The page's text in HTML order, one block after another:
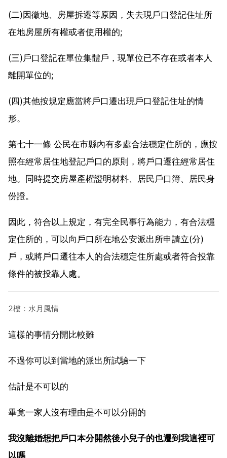
(二)因徵地、房屋拆遷等原因，失去現戶口登記住址所
在地房屋所有權或者使用權的;
(三)戶口登記在單位集體戶，現單位已不存在或者本人
離開單位的;
(四)其他按規定應當將戶口遷出現戶口登記住址的情
形。
第七十一條 公民在市縣內有多處合法穩定住所的，應按
照在經常居住地登記戶口的原則，將戶口遷往經常居住
地。同時提交房屋產權證明材料、居民戶口簿、居民身
份證。
因此，符合以上規定，有完全民事行為能力，有合法穩
定住所的，可以向戶口所在地公安派出所申請立(分)
戶，或將戶口遷往本人的合法穩定住所處或者符合投靠
條件的被投靠人處。
2樓：水月風情
這樣的事情分開比較難
不過你可以到當地的派出所試驗一下
估計是不可以的
畢竟一家人沒有理由是不可以分開的
我沒離婚想把戶口本分開然後小兒子的也遷到我這裡可
以嗎